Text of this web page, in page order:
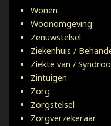
Wonen
Woonomgeving
Zenuwstelsel
Ziekenhuis /
Ziekte van /
Zintuigen
Zorg
Zorgstelsel
Zorgverzekeraar